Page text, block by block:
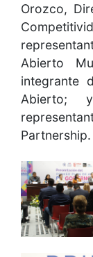
Orozco,
Abierto
integrante
Abierto;
Partnership.